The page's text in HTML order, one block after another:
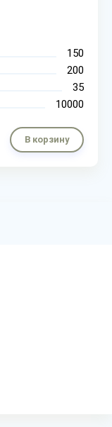
150
200
35
10000
В корзину